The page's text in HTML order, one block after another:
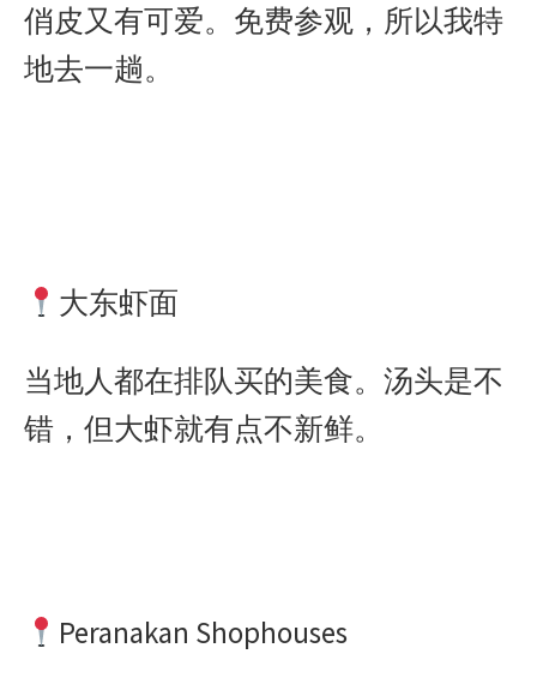
俏皮又有可爱。免费参观，所以我特
地去一趟。
大东虾面
当地人都在排队买的美食。汤头是不
错，但大虾就有点不新鲜。
Peranakan Shophouses